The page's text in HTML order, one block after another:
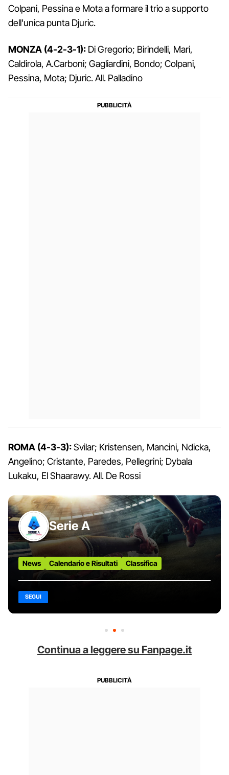
Colpani, Pessina e Mota a formare il trio a supporto
dell'unica punta Djuric.
MONZA (4-2-3-1): Di Gregorio; Birindelli, Mari,
Caldirola, A.Carboni; Gagliardini, Bondo; Colpani,
Pessina, Mota; Djuric. All. Palladino
ROMA (4-3-3):Svilar; Kristensen, Mancini, Ndicka,
Angelino; Cristante, Paredes, Pellegrini; Dybala
Lukaku, El Shaarawy. All. De Rossi
Serie A
News Calendario e Risultati Classifica
SEGUI
Continua a leggere su Fanpage.it